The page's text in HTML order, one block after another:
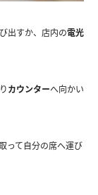
出すか、店内の電光
カウンターへ向かい
って自分の席へ運び